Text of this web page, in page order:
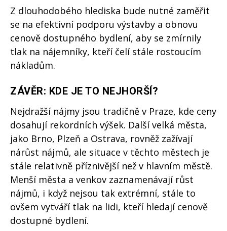
Z dlouhodobého hlediska bude nutné zaměřit
se na efektivní podporu výstavby a obnovu
cenově dostupného bydlení, aby se zmírnily
tlak na nájemníky, kteří čelí stále rostoucím
nákladům.
ZÁVĚR: KDE JE TO NEJHORŠÍ?
Nejdražší nájmy jsou tradičně v Praze, kde ceny
dosahují rekordních výšek. Další velká města,
jako Brno, Plzeň a Ostrava, rovněž zažívají
nárůst nájmů, ale situace v těchto městech je
stále relativně příznivější než v hlavním městě.
Menší města a venkov zaznamenávají růst
nájmů, i když nejsou tak extrémní, stále to
ovšem vytváří tlak na lidi, kteří hledají cenově
dostupné bydlení.